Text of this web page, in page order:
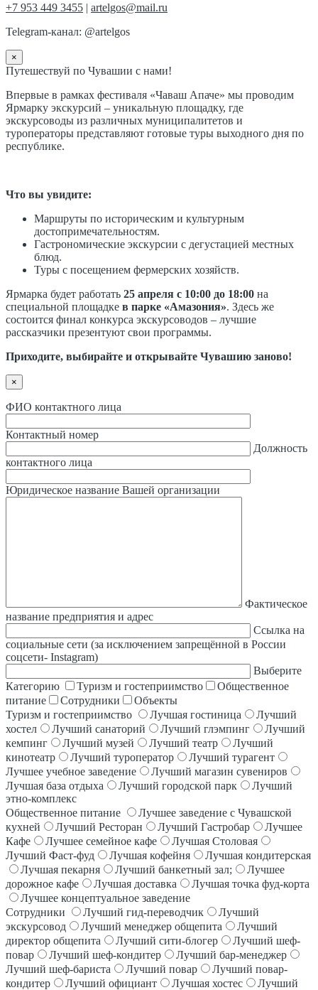
+7 953 449 3455 | artelgos@mail.ru
Telegram-канал: @artelgos
×
Путешествуй по Чувашии с нами!
Впервые в рамках фестиваля «Чаваш Апаче» мы проводим
Ярмарку экскурсий – уникальную площадку, где
экскурсоводы из различных муниципалитетов и
туроператоры представляют готовые туры выходного дня по
республике.
Что вы увидите:
Маршруты по историческим и культурным
достопримечательностям.
Гастрономические экскурсии с дегустацией местных
блюд.
Туры с посещением фермерских хозяйств.
Ярмарка будет работать 25 апреля с 10:00 до 18:00 на
специальной площадке в парке «Амазония». Здесь же
состоится финал конкурса экскурсоводов – лучшие
рассказчики презентуют свои программы.
Приходите, выбирайте и открывайте Чувашию заново!
×
ФИО контактного лица
Контактный номер
Должность
контактного лица
Юридическое название Вашей организации
Фактическое
название предприятия и адрес
Ссылка на
социальные сети (за исключением запрещённой в России
соцсети- Instagram)
Выберите
Категорию
Туризм и гостеприимство
Общественное
питание
Сотрудники
Объекты
Туризм и гостеприимство
Лучшая гостиница
Лучший
хостел
Лучший санаторий Лучший глэмпинг
Лучший
кемпинг
Лучший музей Лучший театр
Лучший
кинотеатр
Лучший туроператор
Лучший турагент
Лучшее учебное заведение
Лучший магазин сувениров
Лучшая база отдыха
Лучший городской парк
Лучший
этно-комплекс
Общественное питание
Лучшее заведение с Чувашской
кухней
Лучший Ресторан Лучший Гастробар
Лучшее
Кафе
Лучшее семейное кафе
Лучшая Столовая
Лучший Фаст-фуд
Лучшая кофейня
Лучшая кондитерская
Лучшая пекарня
Лучший банкетный зал;
Лучшее
дорожное кафе
Лучшая доставка
Лучшая точка фуд-корта
Лучшее концептуальное заведение
Сотрудники
Лучший гид-переводчик
Лучший
экскурсовод
Лучший менеджер общепита
Лучший
директор общепита
Лучший сити-блогер
Лучший шеф-
повар
Лучший шеф-кондитер
Лучший бар-менеджер
Лучший шеф-бариста
Лучший повар
Лучший повар-
кондитер
Лучший официант Лучшая хостес
Лучший